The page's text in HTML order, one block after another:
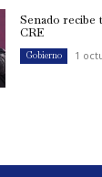
Senado recibe
CRE
Gobierno 1